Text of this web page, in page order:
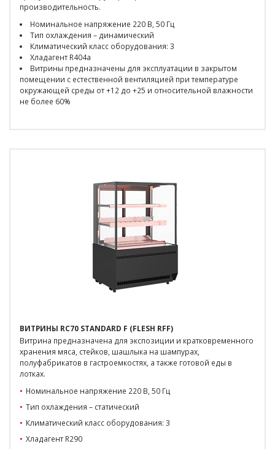
производительность.
Номинальное напряжение 220 В, 50 Гц
Тип охлаждения – динамический
Климатический класс оборудования: 3
Хладагент R404a
Витрины предназначены для эксплуатации в закрытом
помещении с естественной вентиляцией при температуре
окружающей среды от +12 до +25 и относительной влажности
не более 60%
ВИТРИНЫ RC70 STANDARD F (FLESH RFF)
Витрина предназначена для экспозиции и кратковременного
хранения мяса, стейков, шашлыка на шампурах,
полуфабрикатов в гастроемкостях, а также готовой еды в
лотках.
Номинальное напряжение 220 В, 50 Гц
Тип охлаждения – статический
Климатический класс оборудования: 3
Хладагент R290